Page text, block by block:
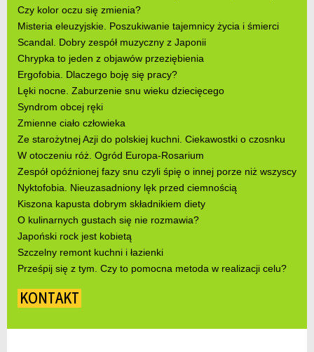
Czy kolor oczu się zmienia?
Misteria eleuzyjskie. Poszukiwanie tajemnicy życia i śmierci
Scandal. Dobry zespół muzyczny z Japonii
Chrypka to jeden z objawów przeziębienia
Ergofobia. Dlaczego boję się pracy?
Lęki nocne. Zaburzenie snu wieku dziecięcego
Syndrom obcej ręki
Zmienne ciało człowieka
Ze starożytnej Azji do polskiej kuchni. Ciekawostki o czosnku
W otoczeniu róż. Ogród Europa-Rosarium
Zespół opóźnionej fazy snu czyli śpię o innej porze niż wszyscy
Nyktofobia. Nieuzasadniony lęk przed ciemnością
Kiszona kapusta dobrym składnikiem diety
O kulinarnych gustach się nie rozmawia?
Japoński rock jest kobietą
Szczelny remont kuchni i łazienki
Prześpij się z tym. Czy to pomocna metoda w realizacji celu?
KONTAKT